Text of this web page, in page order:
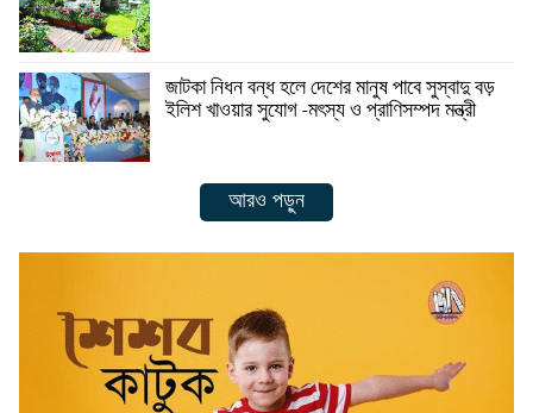
জাটকা নিধন বন্ধ হলে দেশের মানুষ পাবে সুস্বাদু বড়
ইলিশ খাওয়ার সুযোগ -মৎস্য ও প্রাণিসম্পদ মন্ত্রী
আরও পড়ুন